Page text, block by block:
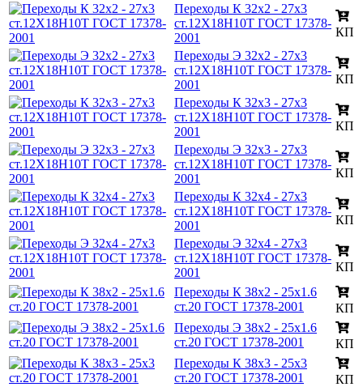
Переходы К 32х2 - 27х3
ст.12Х18Н10Т ГОСТ 17378-
2001
КП
Переходы Э 32х2 - 27х3
ст.12Х18Н10Т ГОСТ 17378-
2001
КП
Переходы К 32х3 - 27х3
ст.12Х18Н10Т ГОСТ 17378-
2001
КП
Переходы Э 32х3 - 27х3
ст.12Х18Н10Т ГОСТ 17378-
2001
КП
Переходы К 32х4 - 27х3
ст.12Х18Н10Т ГОСТ 17378-
2001
КП
Переходы Э 32х4 - 27х3
ст.12Х18Н10Т ГОСТ 17378-
2001
КП
Переходы К 38х2 - 25х1.6
ст.20 ГОСТ 17378-2001
КП
Переходы Э 38х2 - 25х1.6
ст.20 ГОСТ 17378-2001
КП
Переходы К 38х3 - 25х3
ст.20 ГОСТ 17378-2001
КП